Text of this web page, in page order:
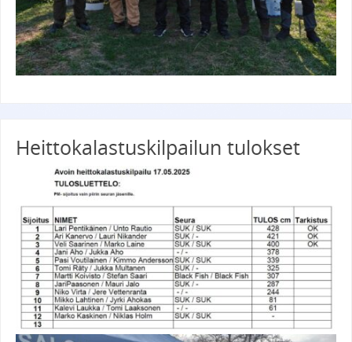
Heittokalastuskilpailun tulokset